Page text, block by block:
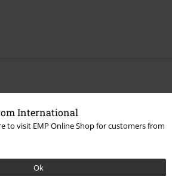
International
to visit EMP Online Shop for customers from
Ok